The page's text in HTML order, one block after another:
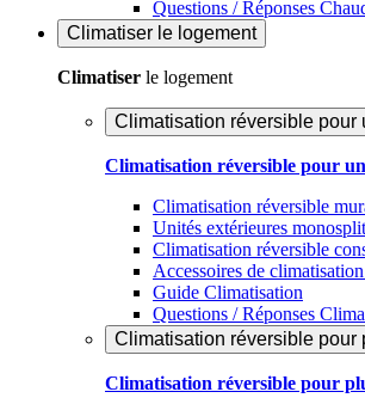
Questions / Réponses
Climatiser le logement
Climatiser le logement
Climatisation réversible pour
Climatisation réversible pour
Climatisation réversible
Unités extérieures monosplit
Climatisation réversible
Accessoires de
Guide Climatisation
Questions / Réponses
Climatisation réversible pour
Climatisation réversible pour